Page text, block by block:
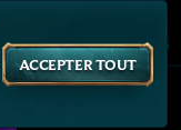
ACCEPTER TOUT